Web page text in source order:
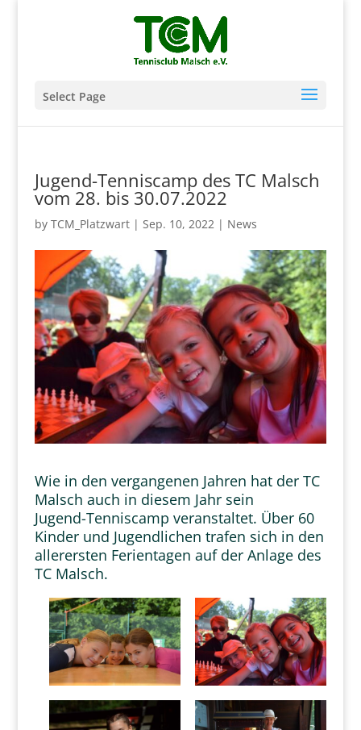
Select Page
Jugend-Tenniscamp des TC Malsch
vom 28. bis 30.07.2022
by TCM_Platzwart| Sep. 10, 2022| News
Wie in den vergangenen Jahren hat der TC
Malsch auch in diesem Jahr sein
Jugend-Tenniscamp veranstaltet. Über 60
Kinder und Jugendlichen trafen sich in den
allerersten Ferientagen auf der Anlage des
TC Malsch.